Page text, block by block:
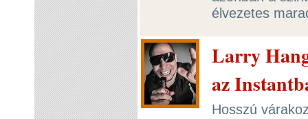
élvezetes
Larry
az
Hosszú